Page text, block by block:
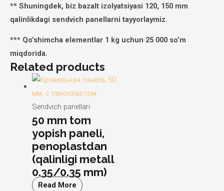
** Shuningdek, biz bazalt izolyatsiyasi 120, 150 mm
qalinlikdagi sendvich panellarni tayyorlaymiz.
*** Qo’shimcha elementlar 1 kg uchun 25 000 so’m
miqdorida.
Related products
Sendvich panellari
50 mm tom
yopish paneli,
penoplastdan
(qalinligi metall
0.35/0.35 mm)
Read More